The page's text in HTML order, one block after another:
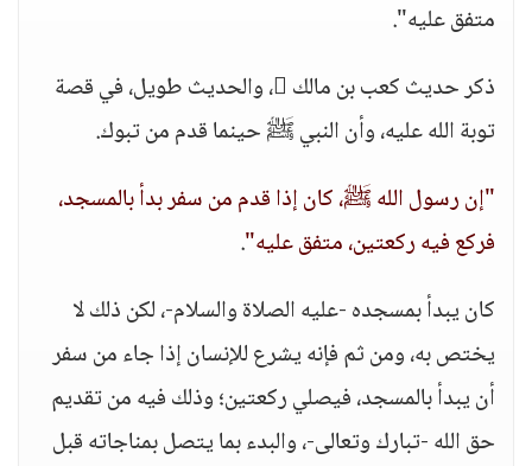
متفق عليه".
ذكر حديث كعب بن مالك ، والحديث طويل، في قصة
توبة الله عليه، وأن النبي ﷺ حينما قدم من تبوك.
"إن رسول الله ﷺ، كان إذا قدم من سفر بدأ بالمسجد،
فركع فيه ركعتين، متفق عليه".
كان يبدأ بمسجده -عليه الصلاة والسلام-، لكن ذلك لا
يختص به، ومن ثم فإنه يشرع للإنسان إذا جاء من سفر
أن يبدأ بالمسجد، فيصلي ركعتين؛ وذلك فيه من تقديم
حق الله -تبارك وتعالى-، والبدء بما يتصل بمناجاته قبل